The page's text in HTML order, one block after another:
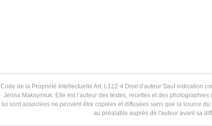
Code de la Propriété Intellectuelle Art. L122-4 Droit d'auteur Sauf indication
Jenna Maksymiuk. Elle est l’auteur des textes, recettes et des
lui sont associées ne peuvent être copiées et diffusées sans que la source
au préalable auprès de l'auteur avant sa